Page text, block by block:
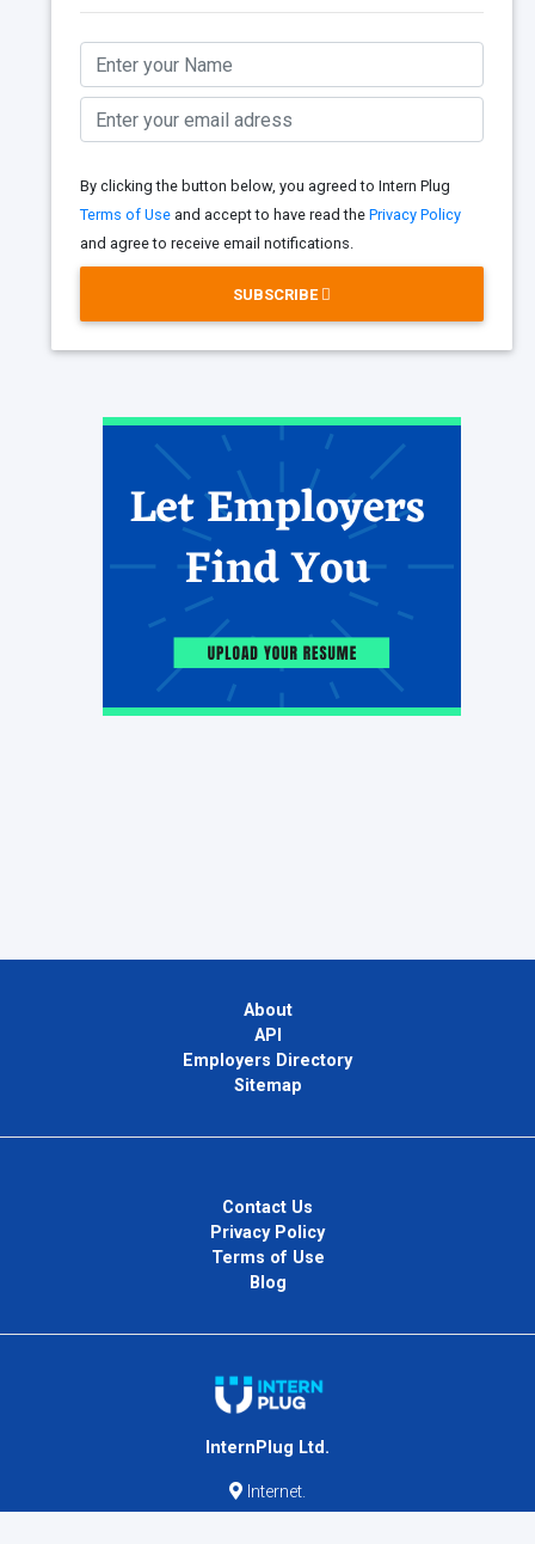
By clicking the button below, you agreed to Intern Plug
Terms of Use and accept to have read the Privacy Policy
and agree to receive email notifications.
SUBSCRIBE
About
API
Employers Directory
Sitemap
Contact Us
Privacy Policy
Terms of Use
Blog
InternPlug Ltd.
Internet.